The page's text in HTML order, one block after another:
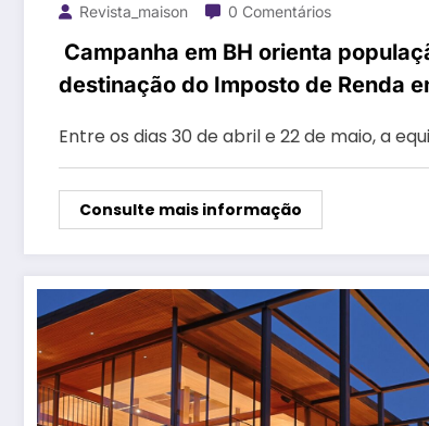
Revista_maison 0 Comentários
Campanha em BH orienta
destinação do Imposto de Renda
Entre os dias 30 de abril e 22 de maio, a
Consulte mais informação